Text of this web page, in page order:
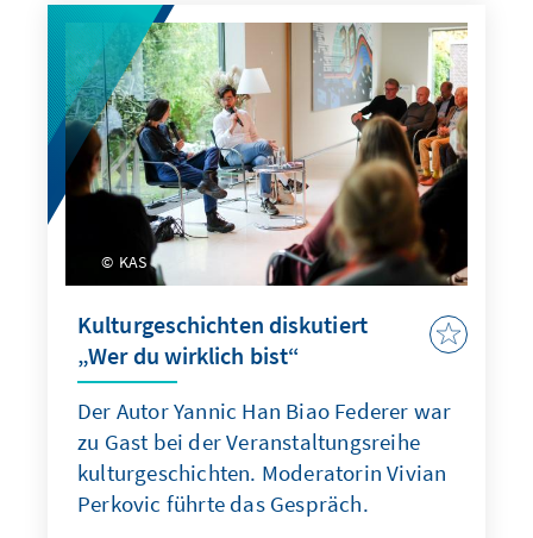
KAS
Kulturgeschichten diskutiert
„Wer du wirklich bist“
Der Autor Yannic Han Biao Federer war
zu Gast bei der Veranstaltungsreihe
kulturgeschichten. Moderatorin Vivian
Perkovic führte das Gespräch.